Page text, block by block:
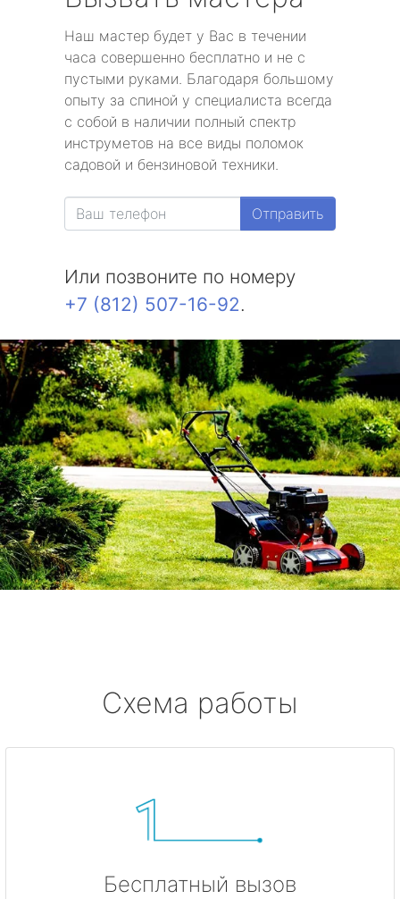
Наш мастер будет у Вас в течении
часа совершенно бесплатно и не с
пустыми руками. Благодаря большому
опыту за спиной у специалиста всегда
с собой в наличии полный спектр
инструметов на все виды поломок
садовой и бензиновой техники.
Отправить
Или позвоните по номеру
+7 (812) 507-16-92.
Схема работы
Бесплатный вызов